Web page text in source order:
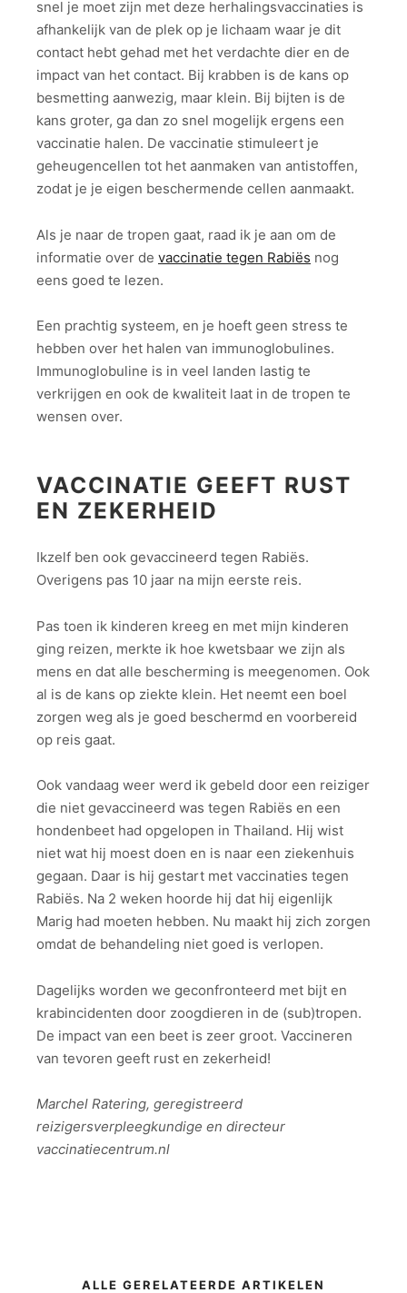
snel je moet zijn met deze herhalingsvaccinaties is
afhankelijk van de plek op je lichaam waar je dit
contact hebt gehad met het verdachte dier en de
impact van het contact. Bij krabben is de kans op
besmetting aanwezig, maar klein. Bij bijten is de
kans groter, ga dan zo snel mogelijk ergens een
vaccinatie halen. De vaccinatie stimuleert je
geheugencellen tot het aanmaken van antistoffen,
zodat je je eigen beschermende cellen aanmaakt.
Als je naar de tropen gaat, raad ik je aan om de
informatie over de vaccinatie tegen Rabiës nog
eens goed te lezen.
Een prachtig systeem, en je hoeft geen stress te
hebben over het halen van immunoglobulines.
Immunoglobuline is in veel landen lastig te
verkrijgen en ook de kwaliteit laat in de tropen te
wensen over.
VACCINATIE GEEFT RUST
EN ZEKERHEID
Ikzelf ben ook gevaccineerd tegen Rabiës.
Overigens pas 10 jaar na mijn eerste reis.
Pas toen ik kinderen kreeg en met mijn kinderen
ging reizen, merkte ik hoe kwetsbaar we zijn als
mens en dat alle bescherming is meegenomen. Ook
al is de kans op ziekte klein. Het neemt een boel
zorgen weg als je goed beschermd en voorbereid
op reis gaat.
Ook vandaag weer werd ik gebeld door een reiziger
die niet gevaccineerd was tegen Rabiës en een
hondenbeet had opgelopen in Thailand. Hij wist
niet wat hij moest doen en is naar een ziekenhuis
gegaan. Daar is hij gestart met vaccinaties tegen
Rabiës. Na 2 weken hoorde hij dat hij eigenlijk
Marig had moeten hebben. Nu maakt hij zich zorgen
omdat de behandeling niet goed is verlopen.
Dagelijks worden we geconfronteerd met bijt en
krabincidenten door zoogdieren in de (sub)tropen.
De impact van een beet is zeer groot. Vaccineren
van tevoren geeft rust en zekerheid!
Marchel Ratering, geregistreerd
reizigersverpleegkundige en directeur
vaccinatiecentrum.nl
ALLE GERELATEERDE ARTIKELEN